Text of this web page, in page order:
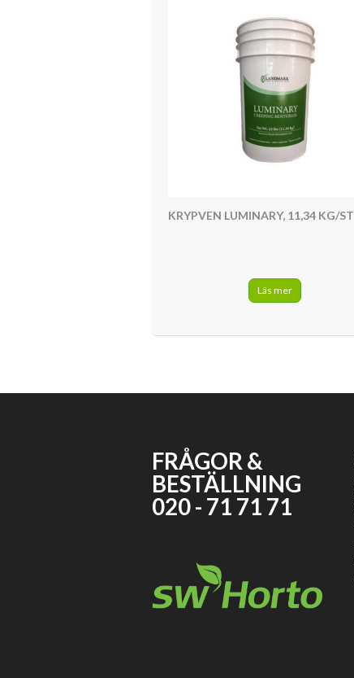
KRYPVEN LUMINARY, 11,34 KG/ST
Läs mer
FRÅGOR &
BESTÄLLNING
020 - 71 71 71